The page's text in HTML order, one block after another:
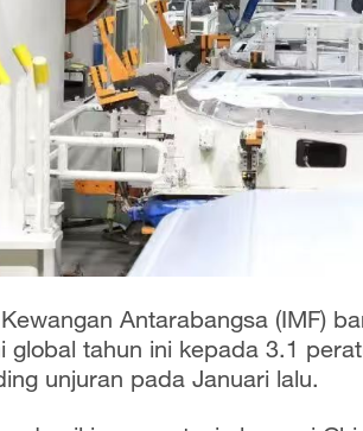
Antarabangsa (IMF)
global tahun ini kepada 3.1
unjuran pada Januari lalu.